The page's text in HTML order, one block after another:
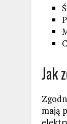
Jak
mają